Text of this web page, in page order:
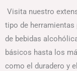
Visita nuestro
tipo de herramientas
de bebidas
básicos hasta los
como el duradero y